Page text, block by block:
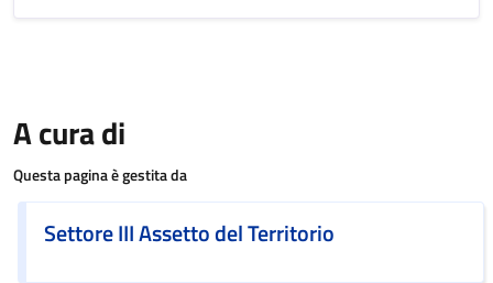
A cura di
Questa pagina è gestita da
Settore III Assetto del Territorio